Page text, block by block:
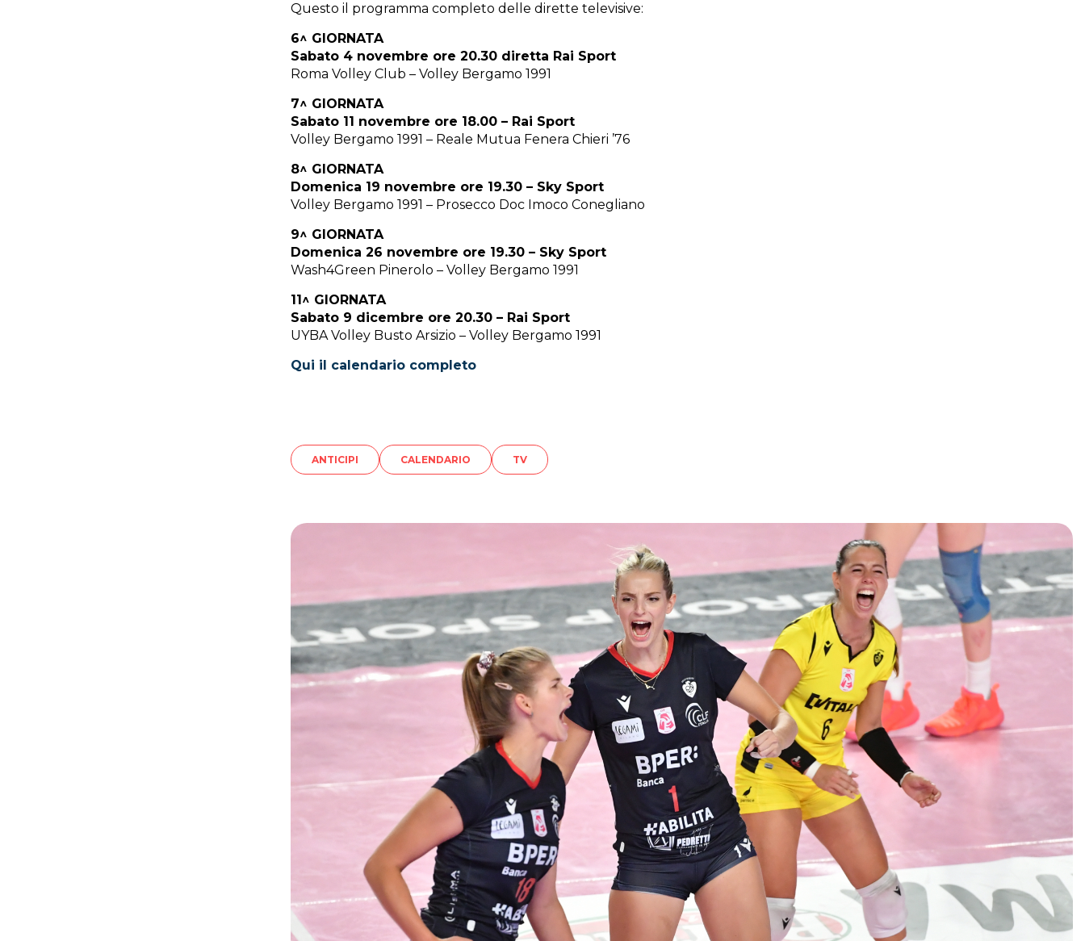
Questo il programma completo delle dirette televisive:
6^ GIORNATA
Sabato 4 novembre ore 20.30 diretta Rai Sport
Roma Volley Club – Volley Bergamo 1991
7^ GIORNATA
Sabato 11 novembre ore 18.00 – Rai Sport
Volley Bergamo 1991 – Reale Mutua Fenera Chieri ’76
8^ GIORNATA
Domenica 19 novembre ore 19.30 – Sky Sport
Volley Bergamo 1991 – Prosecco Doc Imoco Conegliano
9^ GIORNATA
Domenica 26 novembre ore 19.30 – Sky Sport
Wash4Green Pinerolo – Volley Bergamo 1991
11^ GIORNATA
Sabato 9 dicembre ore 20.30 – Rai Sport
UYBA Volley Busto Arsizio – Volley Bergamo 1991
Qui il calendario completo
ANTICIPI CALENDARIO TV